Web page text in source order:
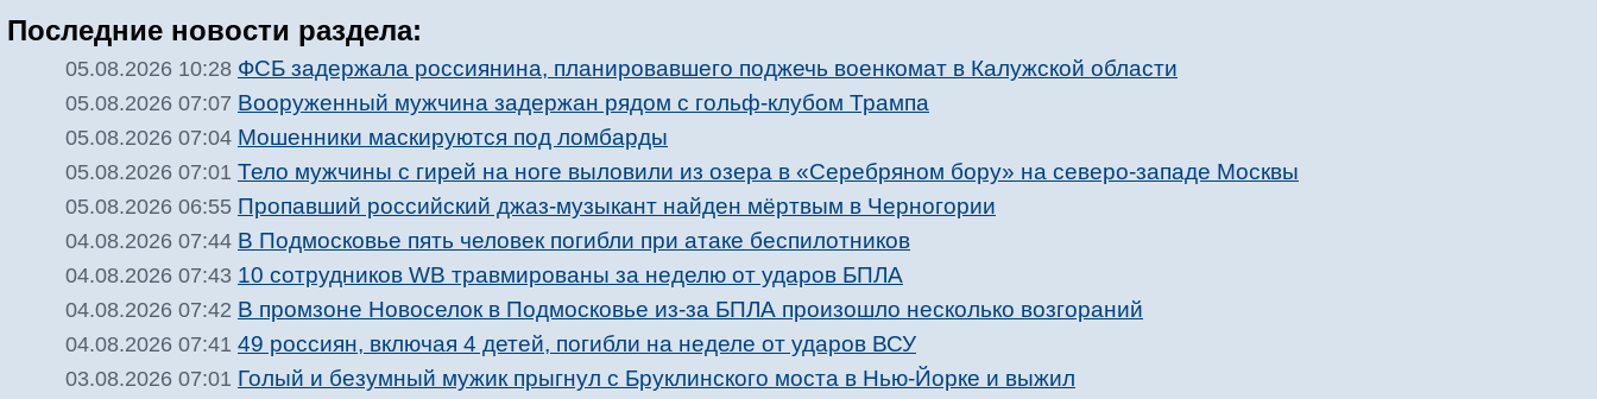
Последние новости раздела:
05.08.2026 10:28 ФСБ задержала россиянина, планировавшего поджечь военкомат в Калужской области
05.08.2026 07:07 Вооруженный мужчина задержан рядом с гольф-клубом Трампа
05.08.2026 07:04 Мошенники маскируются под ломбарды
05.08.2026 07:01 Тело мужчины с гирей на ноге выловили из озера в «Серебряном бору» на северо-западе Москвы
05.08.2026 06:55 Пропавший российский джаз-музыкант найден мёртвым в Черногории
04.08.2026 07:44 В Подмосковье пять человек погибли при атаке беспилотников
04.08.2026 07:43 10 сотрудников WB травмированы за неделю от ударов БПЛА
04.08.2026 07:42 В промзоне Новоселок в Подмосковье из-за БПЛА произошло несколько возгораний
04.08.2026 07:41 49 россиян, включая 4 детей, погибли на неделе от ударов ВСУ
03.08.2026 07:01 Голый и безумный мужик прыгнул с Бруклинского моста в Нью-Йорке и выжил